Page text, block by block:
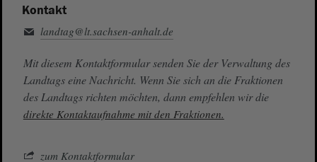
Kontakt
landtag@lt.sachsen-anhalt.de
Mit diesem Kontaktformular senden Sie der Verwaltung des
Landtags eine Nachricht. Wenn Sie sich an die Fraktionen
des Landtags richten möchten, dann empfehlen wir die
direkte Kontaktaufnahme mit den Fraktionen.
zum Kontaktformular